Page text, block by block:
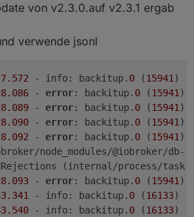
von v2.3.0.auf v2.3.1 ergab
verwende jsonl
- info: backitup. 0 (15941
- error: backitup. 0 (15941 )
- error: backitup. 0 (15941 )
- error: backitup. 0 (15941 )
- error: backitup. 0 (15941 )
node_modules/@iobroker/db-
(internal/process/
- error: backitup. 0 (15941 )
- info: backitup. 0 (16133)
- info: backitup. 0 (16133)